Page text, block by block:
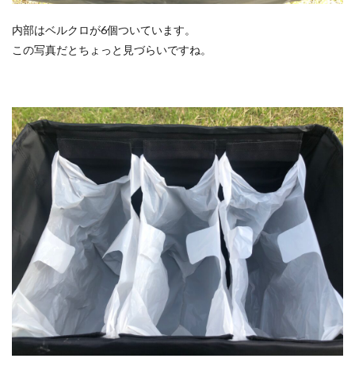
内部はベルクロが6個ついています。
この写真だとちょっと見づらいですね。